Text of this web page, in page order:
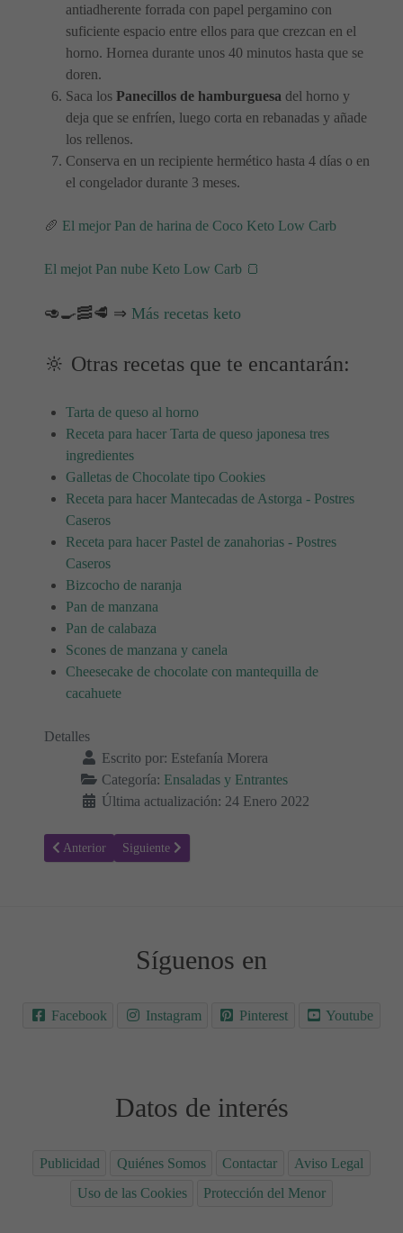
antiadherente forrada con papel pergamino con
suficiente espacio entre ellos para que crezcan en el
horno. Hornea durante unos 40 minutos hasta que se
doren.
Saca los Panecillos de hamburguesa del horno y
deja que se enfríen, luego corta en rebanadas y añade
los rellenos.
Conserva en un recipiente hermético hasta 4 días o en
el congelador durante 3 meses.
🥖 El mejor Pan de harina de Coco Keto Low Carb
El mejot Pan nube Keto Low Carb 🍞
🥑🍳🥓🥩 ⇒ Más recetas keto
🔆 Otras recetas que te encantarán:
Tarta de queso al horno
Receta para hacer Tarta de queso japonesa tres
ingredientes
Galletas de Chocolate tipo Cookies
Receta para hacer Mantecadas de Astorga - Postres
Caseros
Receta para hacer Pastel de zanahorias - Postres
Caseros
Bizcocho de naranja
Pan de manzana
Pan de calabaza
Scones de manzana y canela
Cheesecake de chocolate con mantequilla de
cacahuete
Detalles
Escrito por: Estefanía Morera
Categoría: Ensaladas y Entrantes
Última actualización: 24 Enero 2022
Artículo anterior: Tostaditas al horno Keto Low Carb
Anterior Artículo siguiente: Pan nube Keto Low Carb 🍞
Siguiente
Síguenos en
Facebook Instagram Pinterest Youtube
Datos de interés
Publicidad Quiénes Somos Contactar
Aviso Legal
Uso de las Cookies
Protección del Menor